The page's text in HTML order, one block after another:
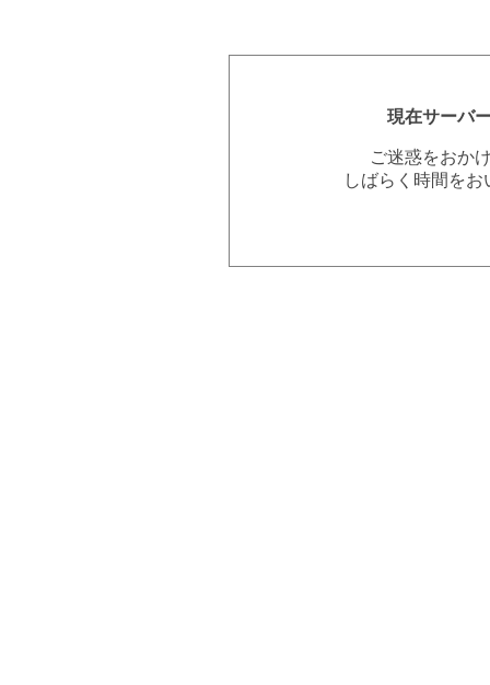
現在サーバ
ご迷惑をおか
しばらく時間を